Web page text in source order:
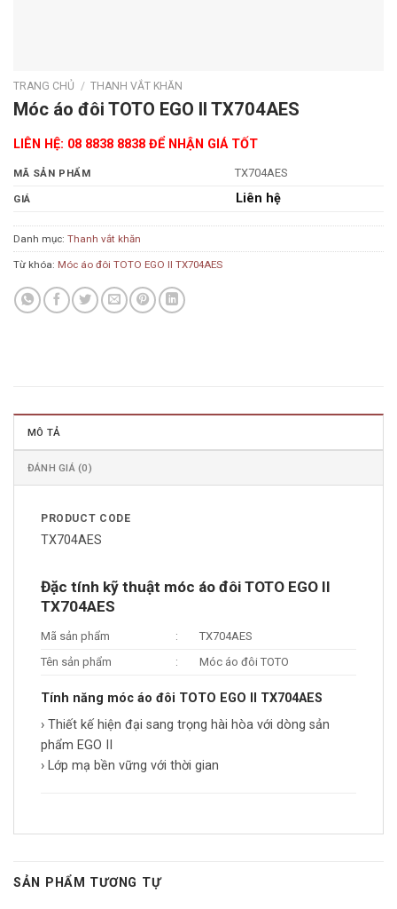
TRANG CHỦ / THANH VẮT KHĂN
Móc áo đôi TOTO EGO II TX704AES
LIÊN HỆ: 08 8838 8838 ĐỂ NHẬN GIÁ TỐT
MÃ SẢN PHẨM TX704AES
GIÁ Liên hệ
Danh mục: Thanh vắt khăn
Từ khóa: Móc áo đôi TOTO EGO II TX704AES
MÔ TẢ
ĐÁNH GIÁ (0)
PRODUCT CODE
TX704AES
Đặc tính kỹ thuật móc áo đôi TOTO EGO II
TX704AES
Mã sản phẩm :
TX704AES
Tên sản phẩm
: Móc áo đôi TOTO
Tính năng móc áo đôi TOTO EGO II TX704AES
› Thiết kế hiện đại sang trọng hài hòa với dòng sản
phẩm EGO II
› Lớp mạ bền vững với thời gian
SẢN PHẨM TƯƠNG TỰ